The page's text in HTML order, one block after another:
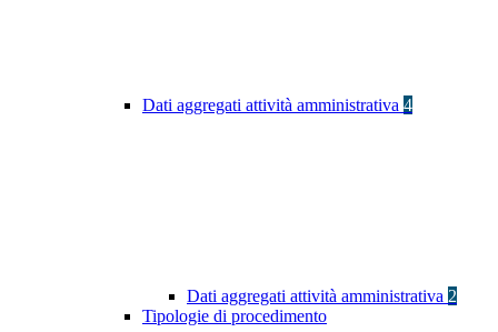
Dati aggregati attività amministrativa 4
Dati aggregati attività amministrativa 2
Tipologie di procedimento